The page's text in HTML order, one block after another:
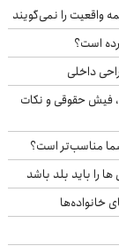
واقعیت را نمی‌گویند
داخلی
فیش حقوقی و نکات
شما مناسب‌تر است؟
را باید بلد باشد